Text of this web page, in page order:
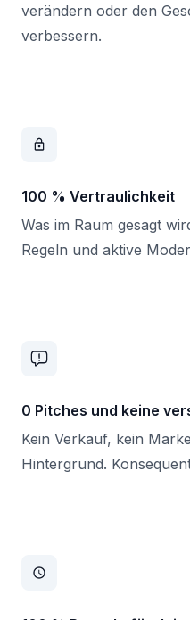
verändern oder den
verbessern.
100 % Vertraulichkeit
Was im Raum gesagt
Regeln und aktive
0 Pitches und keine
Kein Verkauf, kein
Hintergrund.